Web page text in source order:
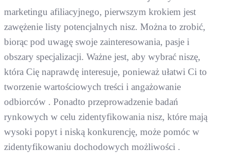
marketingu afiliacyjnego, pierwszym krokiem jest
zawężenie listy potencjalnych nisz. Można to zrobić,
biorąc pod uwagę swoje zainteresowania, pasje i
obszary specjalizacji. Ważne jest, aby wybrać niszę,
która Cię naprawdę interesuje, ponieważ ułatwi Ci to
tworzenie wartościowych treści i angażowanie
odbiorców . Ponadto przeprowadzenie badań
rynkowych w celu zidentyfikowania nisz, które mają
wysoki popyt i niską konkurencję, może pomóc w
zidentyfikowaniu dochodowych możliwości .